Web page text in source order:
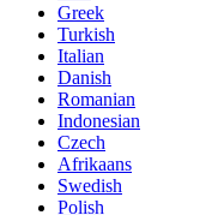
Greek
Turkish
Italian
Danish
Romanian
Indonesian
Czech
Afrikaans
Swedish
Polish